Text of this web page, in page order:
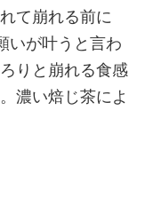
て崩れる前に
いが叶うと言わ
りと崩れる食感
濃い焙じ茶によ